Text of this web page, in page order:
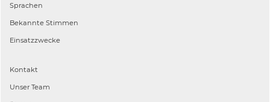
Sprachen
Bekannte Stimmen
Einsatzzwecke
Kontakt
Unser Team